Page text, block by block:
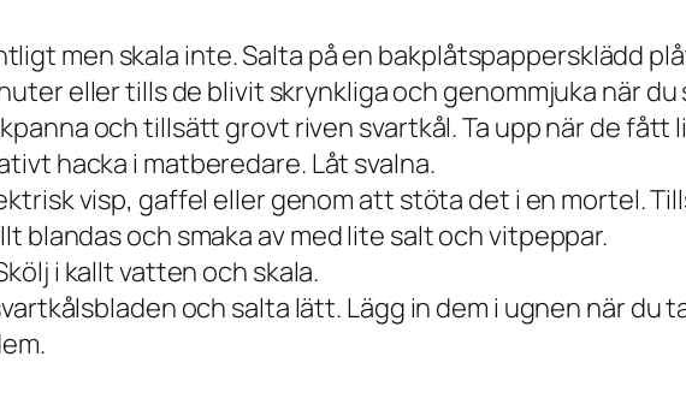
men skala inte. Salta på en bakplåtspappersklädd
eller tills de blivit skrynkliga och genommjuka när du
och tillsätt grovt riven svartkål. Ta upp när de fått
hacka i matberedare. Låt svalna.
visp, gaffel eller genom att stöta det i en mortel.
blandas och smaka av med lite salt och vitpeppar.
i kallt vatten och skala.
och salta lätt. Lägg in dem i ugnen när du